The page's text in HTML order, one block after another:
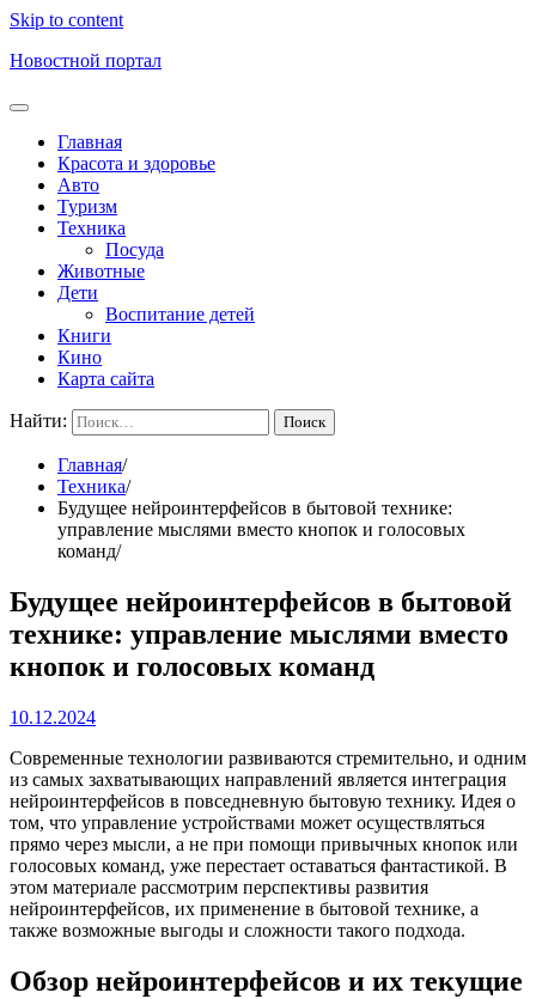
Skip to content
Новостной портал
Главная
Красота и здоровье
Авто
Туризм
Техника
Посуда
Животные
Дети
Воспитание детей
Книги
Кино
Карта сайта
Найти:
Главная
Техника
Будущее нейроинтерфейсов в бытовой технике:
управление мыслями вместо кнопок и голосовых
команд
Будущее нейроинтерфейсов в бытовой
технике: управление мыслями вместо
кнопок и голосовых команд
10.12.2024
Современные технологии развиваются стремительно, и одним
из самых захватывающих направлений является интеграция
нейроинтерфейсов в повседневную бытовую технику. Идея о
том, что управление устройствами может осуществляться
прямо через мысли, а не при помощи привычных кнопок или
голосовых команд, уже перестает оставаться фантастикой. В
этом материале рассмотрим перспективы развития
нейроинтерфейсов, их применение в бытовой технике, а
также возможные выгоды и сложности такого подхода.
Обзор нейроинтерфейсов и их текущие